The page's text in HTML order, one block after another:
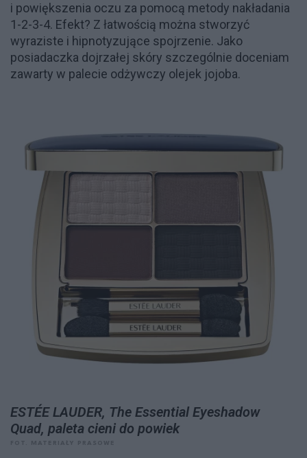
i powiększenia oczu za pomocą metody nakładania
1-2-3-4. Efekt? Z łatwością można stworzyć
wyraziste i hipnotyzujące spojrzenie. Jako
posiadaczka dojrzałej skóry szczególnie doceniam
zawarty w palecie odżywczy olejek jojoba.
ESTÉE LAUDER, The Essential Eyeshadow
Quad, paleta cieni do powiek